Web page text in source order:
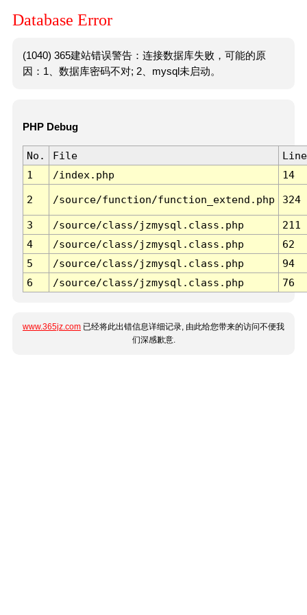
Database Error
(1040) 365建站错误警告：连接数据库失败，可能的原
因：1、数据库密码不对; 2、mysql未启动。
PHP Debug
No. File
Line
1
/index.php 14
2 /source/function/function_extend.php 324
3 /source/class/jzmysql.class.php
211
4
/source/class/jzmysql.class.php
62
5
/source/class/jzmysql.class.php
94
6
/source/class/jzmysql.class.php 76
www.365jz.com 已经将此出错信息详细记录, 由此给您带来的访问不便我
们深感歉意.